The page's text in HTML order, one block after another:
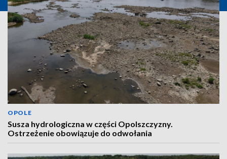
OPOLE
Susza hydrologiczna w części Opolszczyzny.
Ostrzeżenie obowiązuje do odwołania